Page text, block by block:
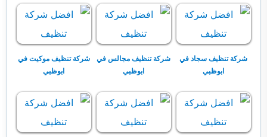
شركة تنظيف سجاد في
ابوظبي
شركة تنظيف مجالس في
ابوظبي
شركة تنظيف موكيت في
ابوظبي